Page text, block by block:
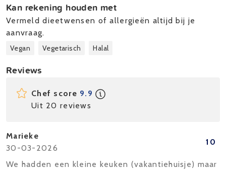
Kan rekening houden met
Vermeld dieetwensen of allergieën altijd bij je
aanvraag.
Vegan Vegetarisch Halal
Reviews
Chef score 9.9
Uit 20 reviews
Marieke
30-03-2026
10
We hadden een kleine keuken (vakantiehuisje) maar